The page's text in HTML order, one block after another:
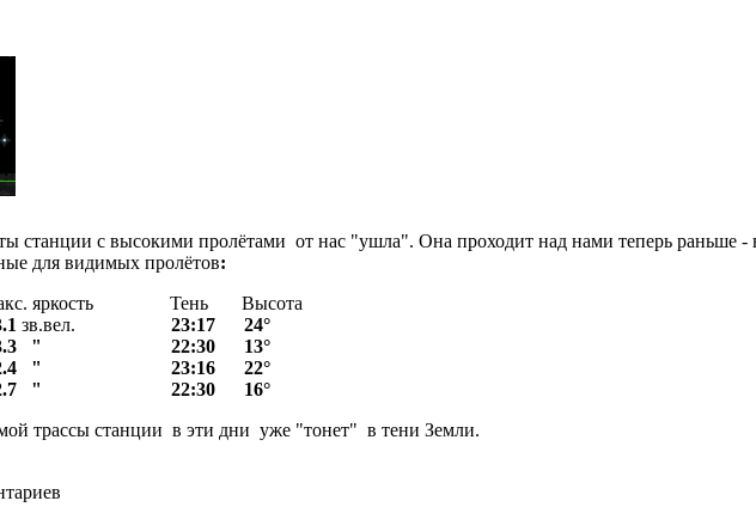
станции с высокими пролётами от нас "ушла". Она проходит над нами теперь раньше -
для видимых пролётов:
яркость Тень Высота
зв.вел.
23:17 24°
" 22:30 13°
" 23:16 22°
" 22:30 16°
трассы станции в эти дни уже "тонет" в тени Земли.